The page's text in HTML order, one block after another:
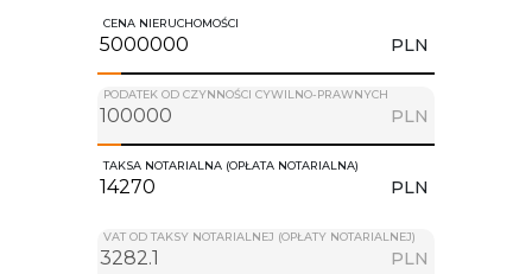
CENA NIERUCHOMOŚCI
PLN
PODATEK OD CZYNNOŚCI CYWILNO-PRAWNYCH
PLN
TAKSA NOTARIALNA (OPŁATA NOTARIALNA)
PLN
VAT OD TAKSY NOTARIALNEJ (OPŁATY NOTARIALNEJ)
PLN